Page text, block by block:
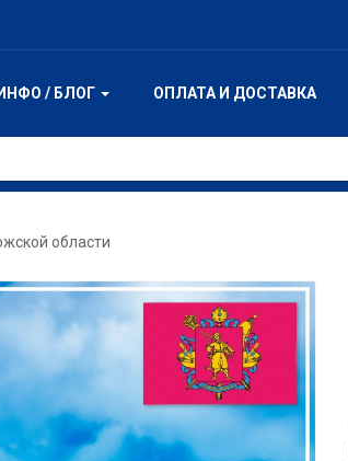
ИНФО / БЛОГ ОПЛАТА И ДОСТАВКА
области